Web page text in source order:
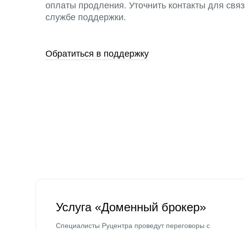
оплаты продления. Уточнить контакты для
службе поддержки.
Обратиться в поддержку
Услуга «Доменный брокер»
Специалисты Руцентра проведут переговоры с